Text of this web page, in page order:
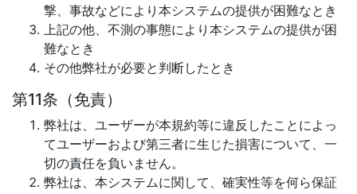
撃、事故などにより本システムの提供が困難なとき
上記の他、不測の事態により本システムの提供が困
難なとき
その他弊社が必要と判断したとき
第11条（免責）
弊社は、ユーザーが本規約等に違反したことによっ
てユーザーおよび第三者に生じた損害について、一
切の責任を負いません。
弊社は、本システムに関して、確実性等を何ら保証